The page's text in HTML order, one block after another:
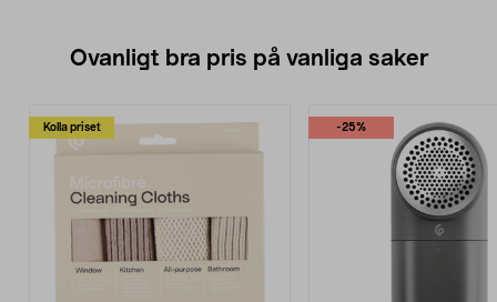
Ovanligt bra pris på vanliga saker
Kolla priset -25%